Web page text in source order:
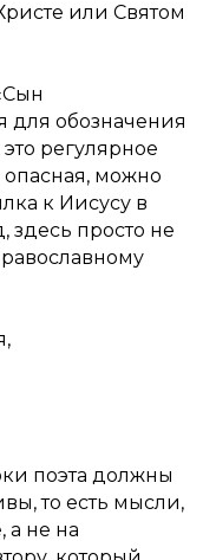
или Святом
для обозначения
регулярное
можно
к Иисусу в
здесь просто не
поэта должны
то есть мысли,
а не на